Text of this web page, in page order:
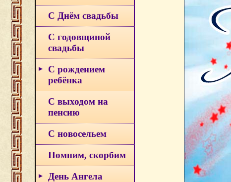
С Днём свадьбы
С годовщиной
свадьбы
С рождением
ребёнка
С выходом на
пенсию
С новосельем
Помним, скорбим
День Ангела